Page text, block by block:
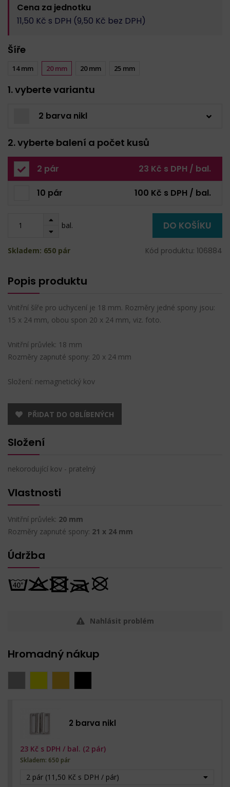
Cena za jednotku
11,50 Kč s DPH (9,50 Kč bez DPH)
Šíře
14 mm 20 mm 20 mm 25 mm
1. vyberte variantu
2 barva nikl
2. vyberte balení a počet kusů
2 pár 23 Kč s DPH / bal.
10 pár 100 Kč s DPH / bal.
bal. DO KOŠÍKU
Skladem: 650 pár Kód produktu: 106884
Popis produktu
Vnitřní šíře pro uchycení je 18 mm. Rozměry jedné spony jsou:
15 x 24 mm, obou spon 20 x 24 mm, viz. foto.
Vnitřní průvlek: 18 mm
Rozměry zapnuté spony: 20 x 24 mm
Složení: nemagnetický kov
PŘIDAT DO OBLÍBENÝCH
Složení
nekorodující kov - pratelný
Vlastnosti
Vnitřní průvlek: 20 mm
Rozměry zapnuté spony: 21 x 24 mm
Údržba
Nahlásit problém
Hromadný nákup
2 barva nikl
2 pár (11,50 Kč s DPH / pár)
23 Kč s DPH / bal. (2 pár)
Skladem: 650 pár